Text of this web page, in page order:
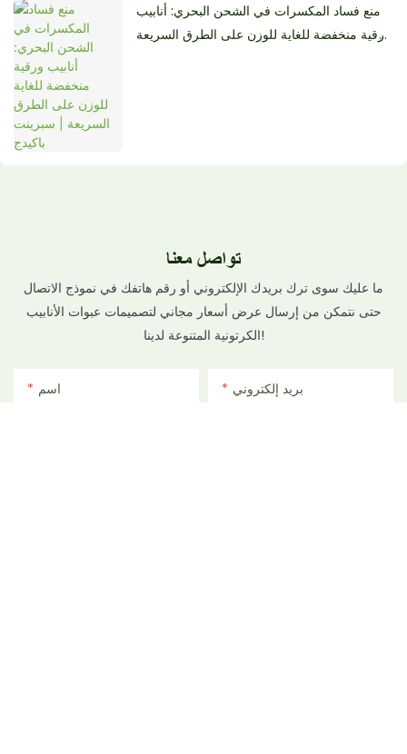
منع فساد المكسرات في الشحن البحري: أنابيب
ورقية منخفضة للغاية للوزن على الطرق السريعة
تواصل معنا
ما عليك سوى ترك بريدك الإلكتروني أو رقم هاتفك في نموذج الاتصال
حتى نتمكن من إرسال عرض أسعار مجاني لتصميمات عبوات الأنابيب
الكرتونية المتنوعة لدينا!
اسم بريد إلكتروني